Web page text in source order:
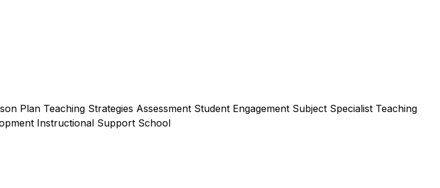
Plan Teaching Strategies Assessment Student Engagement Subject Specialist Teaching
Instructional Support School